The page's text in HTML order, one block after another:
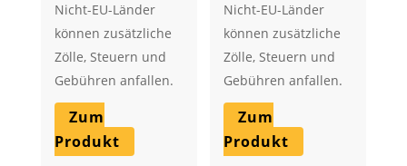
Nicht-EU-Länder
können zusätzliche
Zölle, Steuern und
Gebühren anfallen.
Zum
Produkt
Nicht-EU-Länder
können zusätzliche
Zölle, Steuern und
Gebühren anfallen.
Zum
Produkt